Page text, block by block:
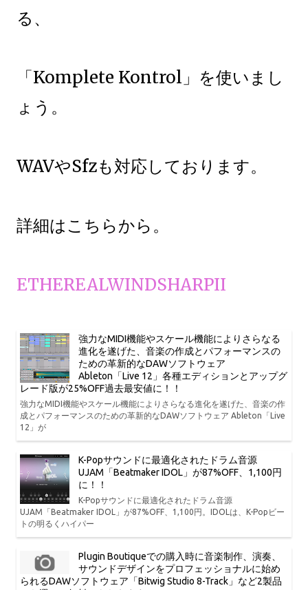
る、
「Komplete Kontrol」を使いまし
ょう。
WAVやSfzも対応しております。
詳細はこちらから。
ETHEREALWINDSHARPII
強力なMIDI機能やスケール機能によりさらなる
進化を遂げた、音楽の作成とパフォーマンスの
ための革新的なDAWソフトウェア
Ableton「Live 12」各種エディションとアップグ
レード版が25%OFF過去最安値に！！
強力なMIDI機能やスケール機能によりさらなる進化を遂げた、音楽の作
成とパフォーマンスのための革新的なDAWソフトウェア Ableton「Live
12」が
K-Popサウンドに最適化されたドラム音源
UJAM「Beatmaker IDOL」が87%OFF、1,100円
に！！
K-Popサウンドに最適化されたドラム音源
UJAM「Beatmaker IDOL」が87%OFF、1,100円。IDOLは、K-Popビー
トの明るくハイパー
Plugin Boutiqueでの購入時に音楽制作、演奏、
サウンドデザインをプロフェッショナルに始め
られるDAWソフトウェア「Bitwig Studio 8-Track」など2製品